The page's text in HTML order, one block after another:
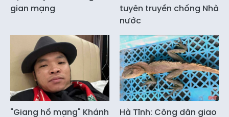
gian mạng
tuyên truyền chống Nhà
nước
"Giang hồ mạng" Khánh
Hà Tĩnh: Công dân giao